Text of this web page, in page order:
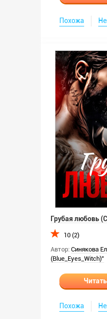
Похожа
Грубая любовь
10 (2)
Автор: Синякова
(Blue_Eyes_Witch)"
Читать
Похожа